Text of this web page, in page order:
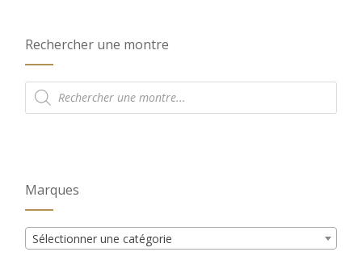
Rechercher une montre
Recherche
de
produits
Marques
Sélectionner une catégorie